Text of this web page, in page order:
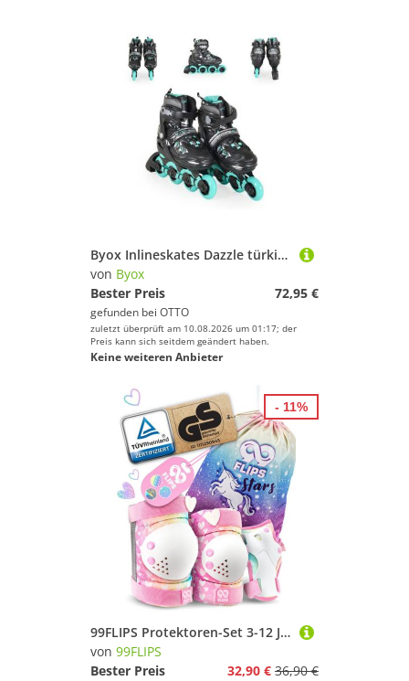
Byox Inlineskates Dazzle türkis, türkis, PU-Rollen, Bremse, Tasche, ABEC-5 Lager, Ratschband, Glitzer
von Byox
Bester Preis
72,95 €
gefunden bei OTTO
zuletzt überprüft am 10.08.2026 um 01:17; der
Preis kann sich seitdem geändert haben.
Keine weiteren Anbieter
99FLIPS Protektoren-Set 3-12 Jahre - Einhorn Knieschoner Kinder Schlittschuh Schoner Set (Schützer Set Kinder für Skateboard Inline Skates Rollschuhe, 7-tlg., Knieschützer, Ellenbogen Schoner, Handschoner mit Einhorn Tasche), Schützer für kinder Mädchen Knieschützer Schutzausrüstung
von 99FLIPS
Bester Preis
32,90 € 36,90 €
- 11%